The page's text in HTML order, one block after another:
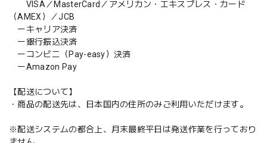
VISA／MasterCard／アメリカン・エキスプレス・カード
（AMEX）／JCB
ーキャリア決済
ー銀行振込決済
ーコンビニ（Pay-easy）決済
ーAmazon Pay
【配送について】
・商品の配送先は、日本国内の住所のみご利用いただけます。
※配送システムの都合上、月末最終平日は発送作業を行っており